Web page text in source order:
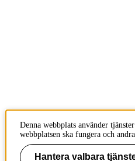
Denna webbplats använder
webbplatsen ska fungera och
Hantera valbara